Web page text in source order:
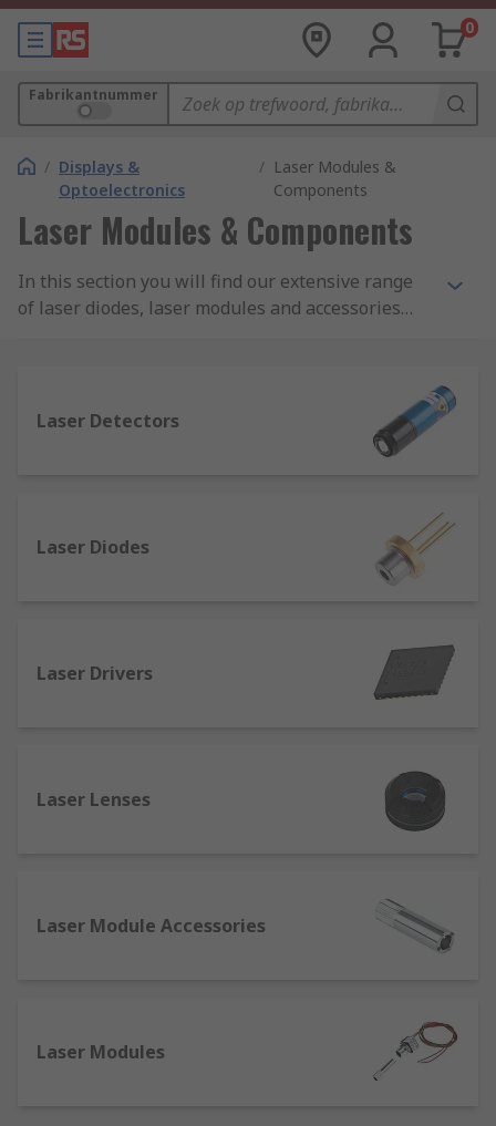
0
Fabrikantnummer
/ Displays &
Optoelectronics
/ Laser Modules &
Components
Laser Modules & Components
In this section you will find our extensive range
of laser diodes, laser modules and accessories
Laser Detectors
Laser Diodes
Laser Drivers
Laser Lenses
Laser Module Accessories
Laser Modules